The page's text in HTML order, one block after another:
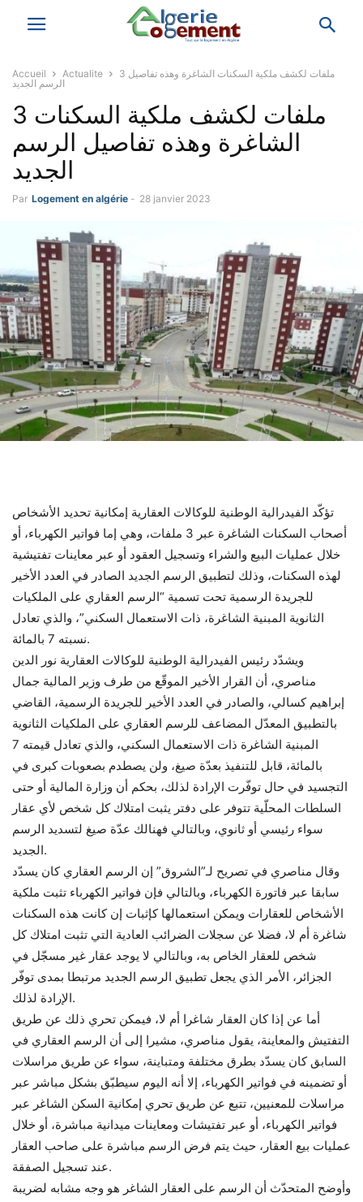
Accueil Actualite
3 ملفات لكشف ملكية السكنات الشاغرة وهذه تفاصيل
الرسم الجديد
3 ملفات لكشف ملكية السكنات
الشاغرة وهذه تفاصيل الرسم
الجديد
Par Logement en algérie - 28 janvier 2023
تؤكّد الفيدرالية الوطنية للوكالات العقارية إمكانية تحديد الأشخاص
أصحاب السكنات الشاغرة عبر 3 ملفات، وهي إما فواتير الكهرباء، أو
خلال عمليات البيع والشراء وتسجيل العقود أو عبر معاينات تفتيشية
لهذه السكنات، وذلك لتطبيق الرسم الجديد الصادر في العدد الأخير
للجريدة الرسمية تحت تسمية “الرسم العقاري على الملكيات
الثانوية المبنية الشاغرة، ذات الاستعمال السكني”، والذي تعادل
نسبته 7 بالمائة.
ويشدّد رئيس الفيدرالية الوطنية للوكالات العقارية نور الدين
مناصري، أن القرار الأخير الموقّع من طرف وزير المالية جمال
إبراهيم كسالي، والصادر في العدد الأخير للجريدة الرسمية، القاضي
بالتطبيق المعدّل المضاعف للرسم العقاري على الملكيات الثانوية
المبنية الشاغرة ذات الاستعمال السكني، والذي تعادل قيمته 7
بالمائة، قابل للتنفيذ بعدّة صيغ، ولن يصطدم بصعوبات كبرى في
التجسيد في حال توفّرت الإرادة لذلك، بحكم أن وزارة المالية أو حتى
السلطات المحلّية تتوفر على دفتر يثبت امتلاك كل شخص لأي عقار
سواء رئيسي أو ثانوي، وبالتالي فهنالك عدّة صيغ لتسديد الرسم
الجديد.
وقال مناصري في تصريح لـ”الشروق” إن الرسم العقاري كان يسدّد
سابقا عبر فاتورة الكهرباء، وبالتالي فإن فواتير الكهرباء تثبت ملكية
الأشخاص للعقارات ويمكن استعمالها كإثبات إن كانت هذه السكنات
شاغرة أم لا، فضلا عن سجلات الضرائب العادية التي تثبت امتلاك كل
شخص للعقار الخاص به، وبالتالي لا يوجد عقار غير مسجّل في
الجزائر، الأمر الذي يجعل تطبيق الرسم الجديد مرتبطا بمدى توفّر
الإرادة لذلك.
أما عن إذا كان العقار شاغرا أم لا، فيمكن تحري ذلك عن طريق
التفتيش والمعاينة، يقول مناصري، مشيرا إلى أن الرسم العقاري في
السابق كان يسدّد بطرق مختلفة ومتباينة، سواء عن طريق مراسلات
أو تضمينه في فواتير الكهرباء، إلا أنه اليوم سيطبّق بشكل مباشر عبر
مراسلات للمعنيين، تتبع عن طريق تحري إمكانية السكن الشاغر عبر
فواتير الكهرباء، أو عبر تفتيشات ومعاينات ميدانية مباشرة، أو خلال
عمليات بيع العقار، حيث يتم فرض الرسم مباشرة على صاحب العقار
عند تسجيل الصفقة.
وأوضح المتحدّث أن الرسم على العقار الشاغر هو وجه مشابه لضريبة